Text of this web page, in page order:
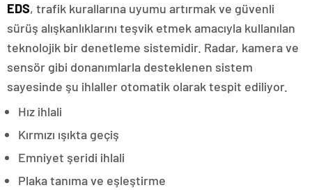
EDS, trafik kurallarına uyumu artırmak ve güvenli
sürüş alışkanlıklarını teşvik etmek amacıyla kullanılan
teknolojik bir denetleme sistemidir. Radar, kamera ve
sensör gibi donanımlarla desteklenen sistem
sayesinde şu ihlaller otomatik olarak tespit ediliyor.
Hız ihlali
Kırmızı ışıkta geçiş
Emniyet şeridi ihlali
Plaka tanıma ve eşleştirme